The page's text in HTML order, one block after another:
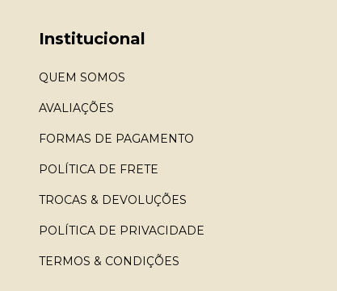
Institucional
QUEM SOMOS
AVALIAÇÕES
FORMAS DE PAGAMENTO
POLÍTICA DE FRETE
TROCAS & DEVOLUÇÕES
POLÍTICA DE PRIVACIDADE
TERMOS & CONDIÇÕES